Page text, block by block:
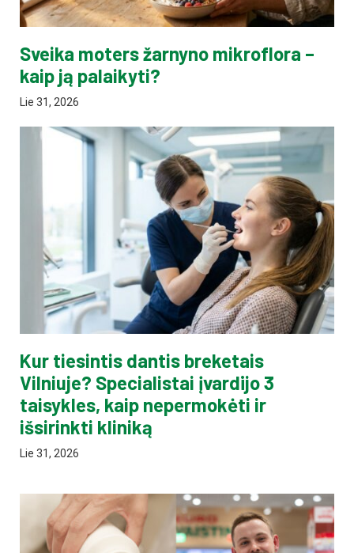
Sveika moters žarnyno mikroflora –
kaip ją palaikyti?
Lie 31, 2026
Kur tiesintis dantis breketais
Vilniuje? Specialistai įvardijo 3
taisykles, kaip nepermokėti ir
išsirinkti kliniką
Lie 31, 2026